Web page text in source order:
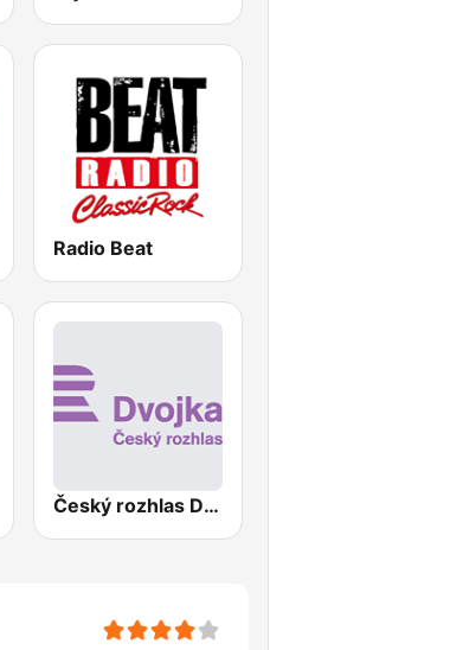
Radio Beat
Český rozhlas Dvojka